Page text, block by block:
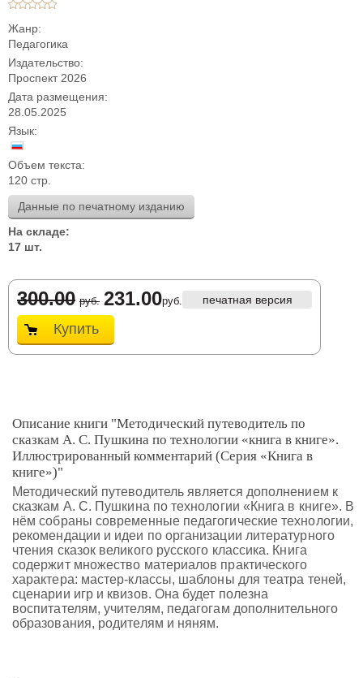
Жанр:
Педагогика
Издательство:
Проспект 2026
Дата размещения:
28.05.2025
Язык:
Объем текста:
120 стр.
Данные по печатному изданию
На складе:
17 шт.
300.00 руб. 231.00руб. печатная версия
Купить
Описание книги "Методический путеводитель по
сказкам А. С. Пушкина по технологии «книга в книге».
Иллюстрированный комментарий (Серия «Книга в
книге»)"
Методический путеводитель является дополнением к
сказкам А. С. Пушкина по технологии «Книга в книге». В
нём собраны современные педагогические технологии,
рекомендации и идеи по организации литературного
чтения сказок великого русского классика. Книга
содержит множество материалов практического
характера: мастер-классы, шаблоны для театра теней,
сценарии игр и квизов. Она будет полезна
воспитателям, учителям, педагогам дополнительного
образования, родителям и няням.